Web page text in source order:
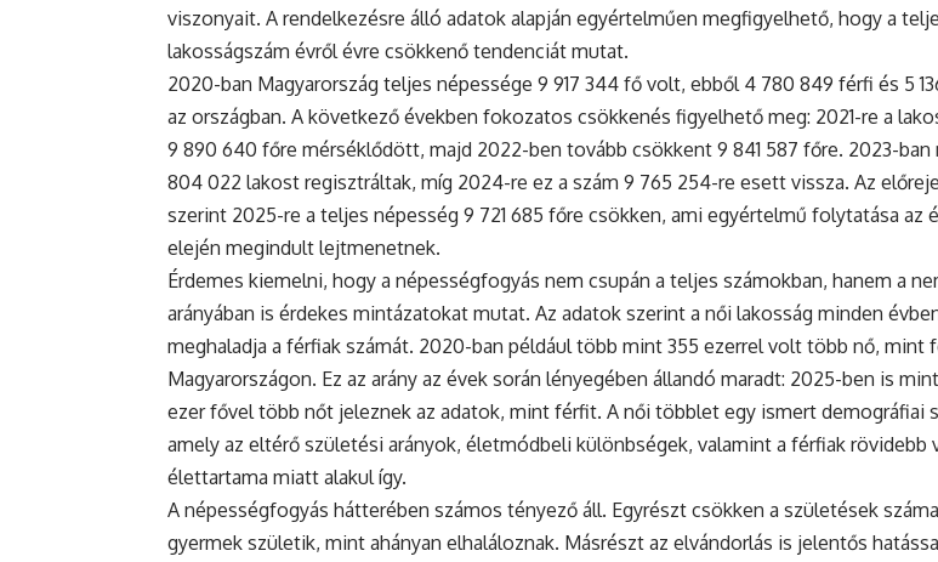
viszonyait. A rendelkezésre álló adatok alapján egyértelműen megfigyelhető, hogy a
lakosságszám évről évre csökkenő tendenciát mutat.
2020-ban Magyarország teljes népessége 9 917 344 fő volt, ebből 4 780 849 férfi és 5
az országban. A következő években fokozatos csökkenés figyelhető meg: 2021-re a
9 890 640 főre mérséklődött, majd 2022-ben tovább csökkent 9 841 587 főre. 2023-ban
804 022 lakost regisztráltak, míg 2024-re ez a szám 9 765 254-re esett vissza. Az
szerint 2025-re a teljes népesség 9 721 685 főre csökken, ami egyértelmű folytatása az
elején megindult lejtmenetnek.
Érdemes kiemelni, hogy a népességfogyás nem csupán a teljes számokban, hanem a
arányában is érdekes mintázatokat mutat. Az adatok szerint a női lakosság minden
meghaladja a férfiak számát. 2020-ban például több mint 355 ezerrel volt több nő, mint
Magyarországon. Ez az arány az évek során lényegében állandó maradt: 2025-ben is
ezer fővel több nőt jeleznek az adatok, mint férfit. A női többlet egy ismert demográfiai
amely az eltérő születési arányok, életmódbeli különbségek, valamint a férfiak rövidebb
élettartama miatt alakul így.
A népességfogyás hátterében számos tényező áll. Egyrészt csökken a születések
gyermek születik, mint ahányan elhaláloznak. Másrészt az elvándorlás is jelentős